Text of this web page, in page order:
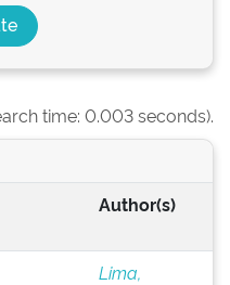
time: 0.003 seconds).
Author(s)
Lima,